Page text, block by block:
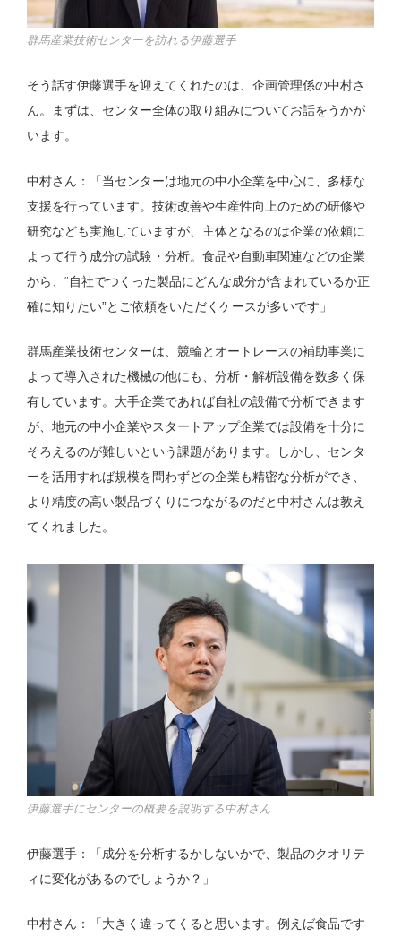
群馬産業技術センターを訪れる伊藤選手
そう話す伊藤選手を迎えてくれたのは、企画管理係の中村さ
ん。まずは、センター全体の取り組みについてお話をうかが
います。
中村さん：「当センターは地元の中小企業を中心に、多様な
支援を行っています。技術改善や生産性向上のための研修や
研究なども実施していますが、主体となるのは企業の依頼に
よって行う成分の試験・分析。食品や自動車関連などの企業
から、“自社でつくった製品にどんな成分が含まれているか正
確に知りたい”とご依頼をいただくケースが多いです」
群馬産業技術センターは、競輪とオートレースの補助事業に
よって導入された機械の他にも、分析・解析設備を数多く保
有しています。大手企業であれば自社の設備で分析できます
が、地元の中小企業やスタートアップ企業では設備を十分に
そろえるのが難しいという課題があります。しかし、センタ
ーを活用すれば規模を問わずどの企業も精密な分析ができ、
より精度の高い製品づくりにつながるのだと中村さんは教え
てくれました。
伊藤選手にセンターの概要を説明する中村さん
伊藤選手：「成分を分析するかしないかで、製品のクオリテ
ィに変化があるのでしょうか？」
中村さん：「大きく違ってくると思います。例えば食品です